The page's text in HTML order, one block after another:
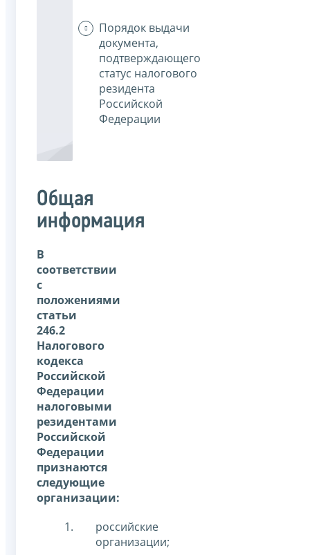
Порядок выдачи
документа,
подтверждающего
статус налогового
резидента
Российской
Федерации
Общая
информация
В
соответствии
с
положениями
статьи
246.2
Налогового
кодекса
Российской
Федерации
налоговыми
резидентами
Российской
Федерации
признаются
следующие
организации:
российские
организации;